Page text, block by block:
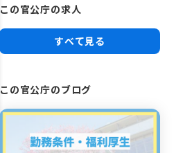
この官公庁の求人
すべて見る
この官公庁のブログ